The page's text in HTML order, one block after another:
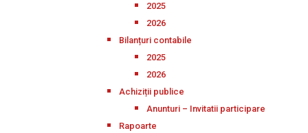
2025
2026
Bilanțuri contabile
2025
2026
Achiziții publice
Anunturi – Invitatii participare
Rapoarte